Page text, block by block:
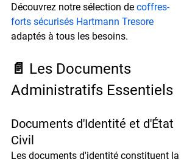
Découvrez notre sélection de coffres-
forts sécurisés Hartmann Tresore
adaptés à tous les besoins.
📄 Les Documents
Administratifs Essentiels
Documents d'Identité et d'État
Civil
Les documents d'identité constituent la